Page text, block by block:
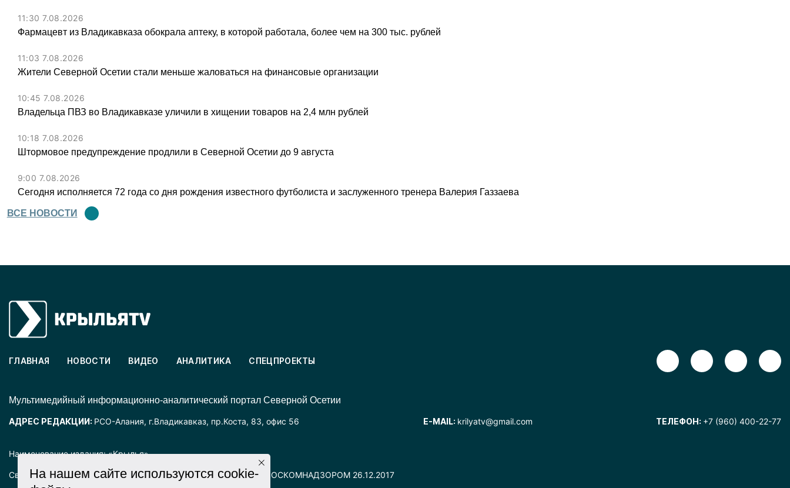
11:30 7.08.2026
Фармацевт из Владикавказа обокрала аптеку, в которой работала, более чем на 300 тыс. рублей
11:03 7.08.2026
Жители Северной Осетии стали меньше жаловаться на финансовые организации
10:45 7.08.2026
Владельца ПВЗ во Владикавказе уличили в хищении товаров на 2,4 млн рублей
10:18 7.08.2026
Штормовое предупреждение продлили в Северной Осетии до 9 августа
9:00 7.08.2026
Сегодня исполняется 72 года со дня рождения известного футболиста и заслуженного тренера Валерия Газзаева
ВСЕ НОВОСТИ
Наименование издания: «Крылья».
Свидетельство о регистрации СМИ ЭЛ № ФС77-72025 выдано РОСКОМНАДЗОРОМ 26.12.2017
ГЛАВНАЯ НОВОСТИ ВИДЕО АНАЛИТИКА СПЕЦПРОЕКТЫ
Mультимедийный информационно-аналитический портал Северной Осетии
АДРЕС РЕДАКЦИИ: РСО-Алания, г.Владикавказ, пр.Коста, 83, офис 56 E-MAIL: krilyatv@gmail.com ТЕЛЕФОН: +7 (960) 400-22-77
На нашем сайте используются cookie-